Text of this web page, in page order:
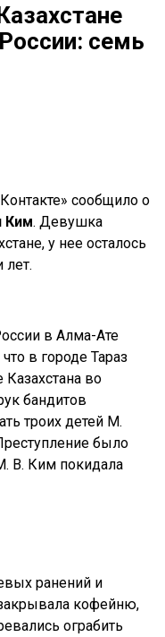
семь
сообщило о
Ким. Девушка
у нее осталось
лет.
в Алма-Ате
в городе Тараз
во
бандитов
троих детей М.
было
В. Ким покидала
ранений и
кофейню,
ограбить